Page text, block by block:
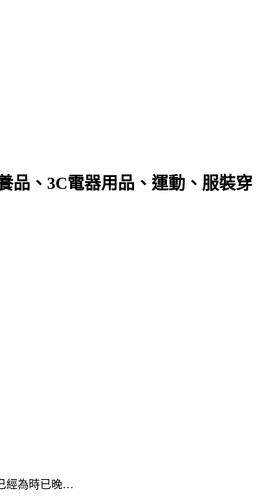
品、3C電器用品、運動、服裝穿
經為時已晚…